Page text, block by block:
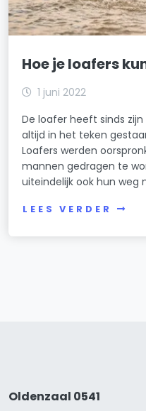
Hoe je loafers
1 juni 2022
De loafer heeft sinds
altijd in het teken
Loafers werden
mannen gedragen te
uiteindelijk ook hun weg
LEES VERDER
Oldenzaal 0541